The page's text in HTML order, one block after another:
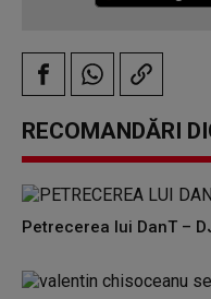
RECOMANDĂRI
Petrecerea lui DanT –